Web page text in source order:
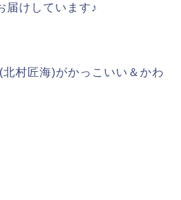
届けしています♪
北村匠海)がかっこいい＆かわ